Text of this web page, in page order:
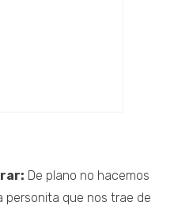
De plano no hacemos
personita que nos trae de